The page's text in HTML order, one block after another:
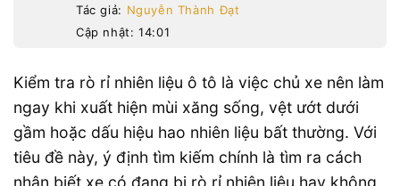
Tác giả: Nguyễn Thành Đạt
Cập nhật: 14:01
Kiểm tra rò rỉ nhiên liệu ô tô là việc chủ xe nên làm
ngay khi xuất hiện mùi xăng sống, vệt ướt dưới
gầm hoặc dấu hiệu hao nhiên liệu bất thường. Với
tiêu đề này, ý định tìm kiếm chính là tìm ra cách
nhận biết xe có đang bị rò rỉ nhiên liệu hay không,